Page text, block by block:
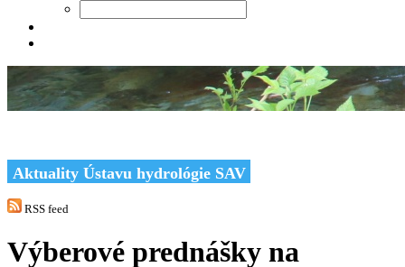
Aktuality Ústavu hydrológie SAV
RSS feed
Výberové prednášky na